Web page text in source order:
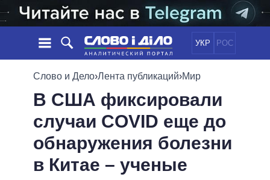
УКР РОС
НОВОСТИ
ЛЕНТА
СОБЫТИЯ
СТАТЬИ
МНЕНИЯ
ОБЗОРЫ
ПОЛИТИКА
ЭКОНОМИКА
ОБЩЕСТВО
ОБЕЩАНИЯ
ПОЛИТИКИ
ВСЕ ПОЛИТИКИ
ПРЕЗИДЕНТ И ОФИС
Слово и Дело›Лента публикаций›Мир
В США фиксировали
случаи COVID еще до
обнаружения болезни
в Китае – ученые